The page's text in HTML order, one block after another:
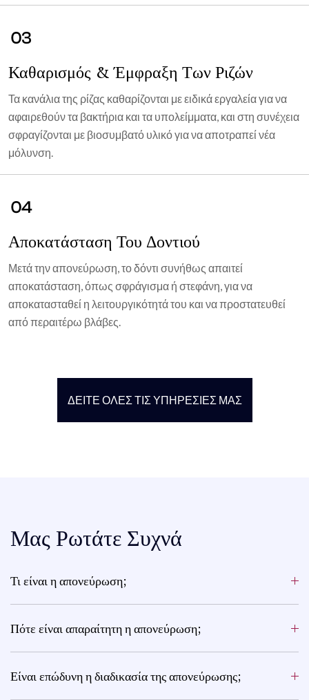
03
Καθαρισμός & Έμφραξη Των Ριζών
Τα κανάλια της ρίζας καθαρίζονται με ειδικά εργαλεία για να
αφαιρεθούν τα βακτήρια και τα υπολείμματα, και στη συνέχεια
σφραγίζονται με βιοσυμβατό υλικό για να αποτραπεί νέα
μόλυνση.
04
Αποκατάσταση Του Δοντιού
Μετά την απονεύρωση, το δόντι συνήθως απαιτεί
αποκατάσταση, όπως σφράγισμα ή στεφάνη, για να
αποκατασταθεί η λειτουργικότητά του και να προστατευθεί
από περαιτέρω βλάβες.
ΔΕΊΤΕ ΌΛΕΣ ΤΙΣ ΥΠΗΡΕΣΊΕΣ ΜΑΣ
Μας Ρωτάτε Συχνά
Τι είναι η απονεύρωση;
Πότε είναι απαραίτητη η απονεύρωση;
Είναι επώδυνη η διαδικασία της απονεύρωσης;